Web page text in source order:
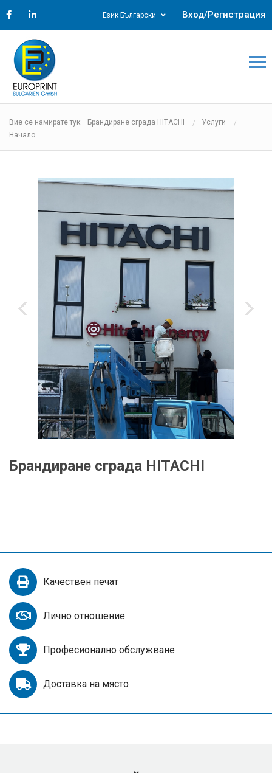
Език Български Вход/Регистрация
Вие се намирате тук: Брандиране сграда HITACHI
Услуги
Начало
‹ ›
Брандиране сграда HITACHI
Качествен печат
Лично отношение
Професионално обслужване
Доставка на място